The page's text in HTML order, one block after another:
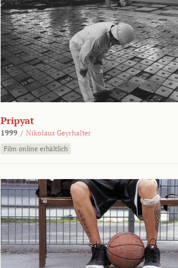
Pripyat
1999 / Nikolaus Geyrhalter
Film online erhältlich